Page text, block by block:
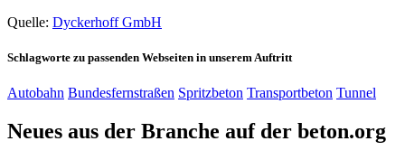
Quelle: Dyckerhoff GmbH
Schlagworte zu passenden Webseiten in unserem Auftritt
Autobahn Bundesfernstraßen Spritzbeton Transportbeton Tunnel
Neues aus der Branche auf der beton.org